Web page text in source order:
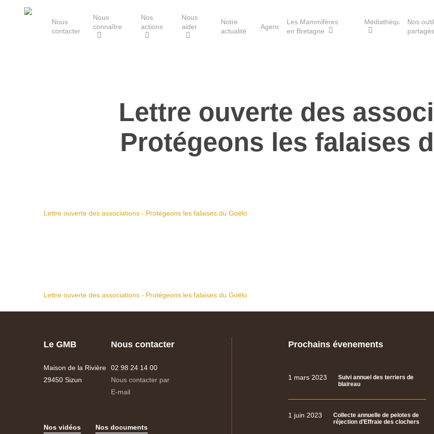
Hit enter to search or ESC to close
Nous
contacter
Nous
connaître
Nos
actions
Les Havres de paix pour la
loutre
Les Refuges pour les
chauves-souris
Nous
aider
Notre
actualité
Agenda
Les Mammifères
en Bretagne
Médiathèque
Nos
partagés
Lettre ouverte des
Protégeons les falaises
Lettre ouverte des associations - Protégeons les falaises du Goëlo
Lettre ouverte des associations - Protégeons les falaises du Goëlo
Le GMB
Maison de la Rivière
29450 Sizun
Nous contacter
02 98 24 14 00
Nous contacter par
E-mail
Nos vidéos Nos documents
Prochains évenements
1 mars 2023
Suivi annuel des terriers de
blaireau
1 juin 2023
Collecte annuelle de pelotes de
réjection d’Effraie des clochers